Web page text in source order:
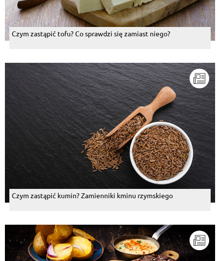
Czym zastąpić tofu? Co sprawdzi się zamiast niego?
Czym zastąpić kumin? Zamienniki kminu rzymskiego